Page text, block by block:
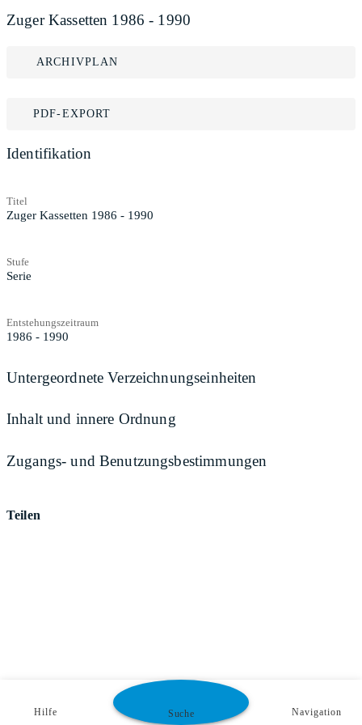
Zuger Kassetten 1986 - 1990
ARCHIVPLAN
PDF-EXPORT
Identifikation
Titel
Zuger Kassetten 1986 - 1990
Stufe
Serie
Entstehungszeitraum
1986 - 1990
Untergeordnete Verzeichnungseinheiten
Inhalt und innere Ordnung
Zugangs- und Benutzungsbestimmungen
Teilen
Hilfe Suche Navigation